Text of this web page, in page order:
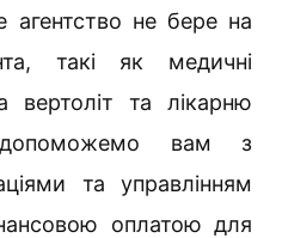
не бере на
такі як медичні
вертоліт та лікарню
вам з
та управлінням
оплатою для